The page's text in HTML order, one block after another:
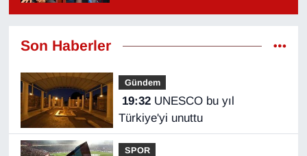
Son Haberler
Gündem
19:32UNESCO bu yıl
Türkiye'yi unuttu
SPOR